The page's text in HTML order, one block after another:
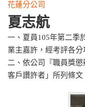
花蓮分公司
夏志航
一、夏員105年第二季
業主嘉許，經考評各
二、依公司『職員獎
客戶讚許者」所列條文